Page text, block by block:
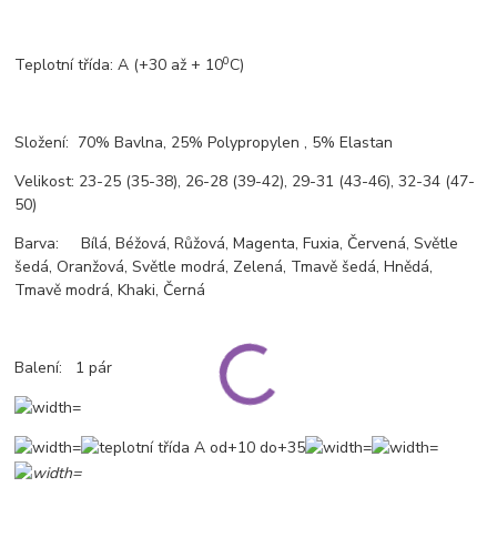
Teplotní třída: A (+30 až + 100C)
Složení: 70% Bavlna, 25% Polypropylen , 5% Elastan
Velikost: 23-25 (35-38), 26-28 (39-42), 29-31 (43-46), 32-34 (47-
50)
Barva: Bílá, Béžová, Růžová, Magenta, Fuxia, Červená, Světle
šedá, Oranžová, Světle modrá, Zelená, Tmavě šedá, Hnědá,
Tmavě modrá, Khaki, Černá
Balení: 1 pár